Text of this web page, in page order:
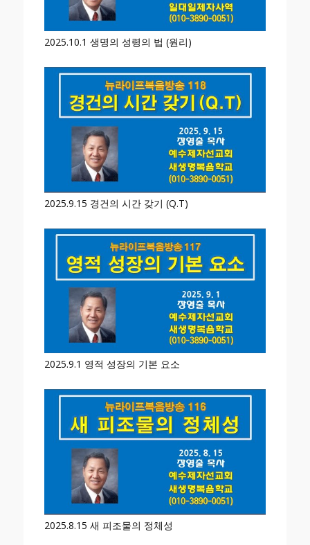
2025.10.1 생명의 성령의 법 (원리)
2025.9.15 경건의 시간 갖기 (Q.T)
2025.9.1 영적 성장의 기본 요소
2025.8.15 새 피조물의 정체성